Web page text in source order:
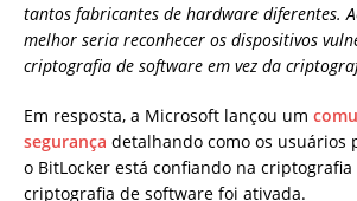
tantos fabricantes de hardware diferentes.
melhor seria reconhecer os dispositivos
criptografia de software em vez da
Em resposta, a Microsoft lançou um
segurança detalhando como os usuários
o BitLocker está confiando na criptografia
criptografia de software foi ativada.